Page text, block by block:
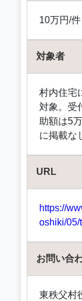
10万円/件
対象者
村内住宅
対象。受
助額は5
に掲載な
URL
https://
oshiki/05/
お問い合
東秩父村